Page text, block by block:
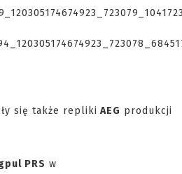
się także repliki AEG produkcji
PRS w